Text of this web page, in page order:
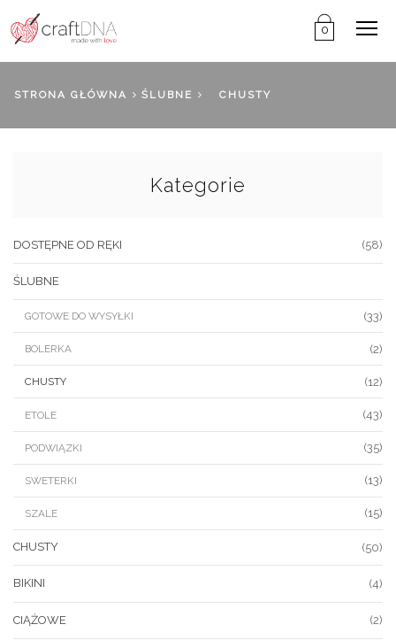
0
STRONA GŁÓWNA ŚLUBNE CHUSTY
Kategorie
DOSTĘPNE OD RĘKI (58)
ŚLUBNE
GOTOWE DO WYSYŁKI (33)
BOLERKA (2)
CHUSTY (12)
ETOLE (43)
PODWIĄZKI (35)
SWETERKI (13)
SZALE (15)
CHUSTY (50)
BIKINI (4)
CIĄŻOWE (2)